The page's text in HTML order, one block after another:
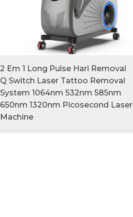
2 Em 1 Long Pulse Hari Removal
Q Switch Laser Tattoo Removal
System 1064nm 532nm 585nm
650nm 1320nm Picosecond Laser
Machine